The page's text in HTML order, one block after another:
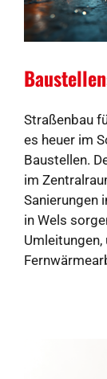
Straßenbau
es heuer im
Baustellen.
im
Sanierungen
in Wels
Umleitungen,